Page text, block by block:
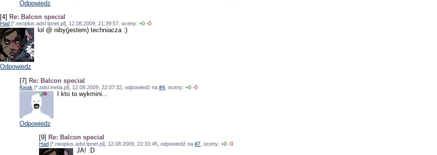
Odpowiedz
[4] Re: Balcon special
Had [*.neoplus.adsl.tpnet.pl], 12.08.2009, 21:39:57, oceny: +0 -0
lol @ niby(jestem) techniacza :)
Odpowiedz
[7] Re: Balcon special
Kwak [*.adsl.inetia.pl], 12.08.2009, 22:07:32, odpowiedź na #4 , oceny: +0 -0
I kto to wykmini...
Odpowiedz
[9] Re: Balcon special
Had [*.neoplus.adsl.tpnet.pl], 12.08.2009, 22:33:45, odpowiedź na #7 , oceny: +0 -0
JA! :D